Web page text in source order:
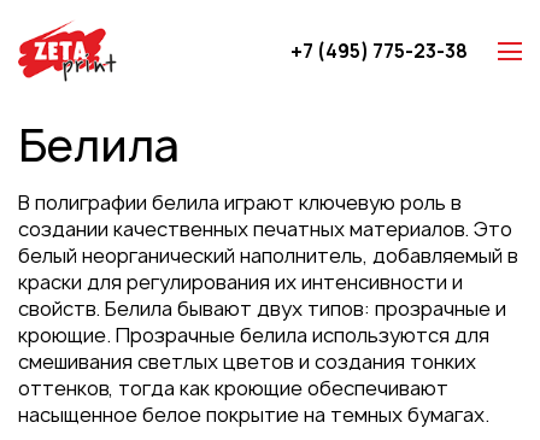
Игральные карты
Каталоги
Листовки
Книги
Папки
Календари
+7 (495) 775-23-38
Белила
В полиграфии белила играют ключевую роль в
создании качественных печатных материалов. Это
белый неорганический наполнитель, добавляемый в
краски для регулирования их интенсивности и
свойств. Белила бывают двух типов: прозрачные и
кроющие. Прозрачные белила используются для
смешивания светлых цветов и создания тонких
оттенков, тогда как кроющие обеспечивают
насыщенное белое покрытие на темных бумагах.